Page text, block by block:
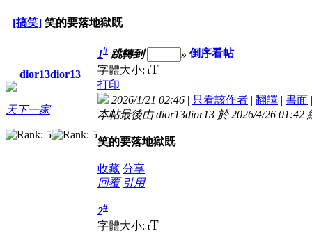
[搞笑] 笑的要落地獄既
dior13dior13
天下一家
1# 跳轉到 » 倒序看帖
字體大小: tT
打印
2026/1/21 02:46 | 只看該作者 | 翻譯 | 書面
本帖最後由 dior13dior13 於 2026/4/26 01:42
笑的要落地獄既
收藏 分享
回覆 引用
2#
字體大小: tT